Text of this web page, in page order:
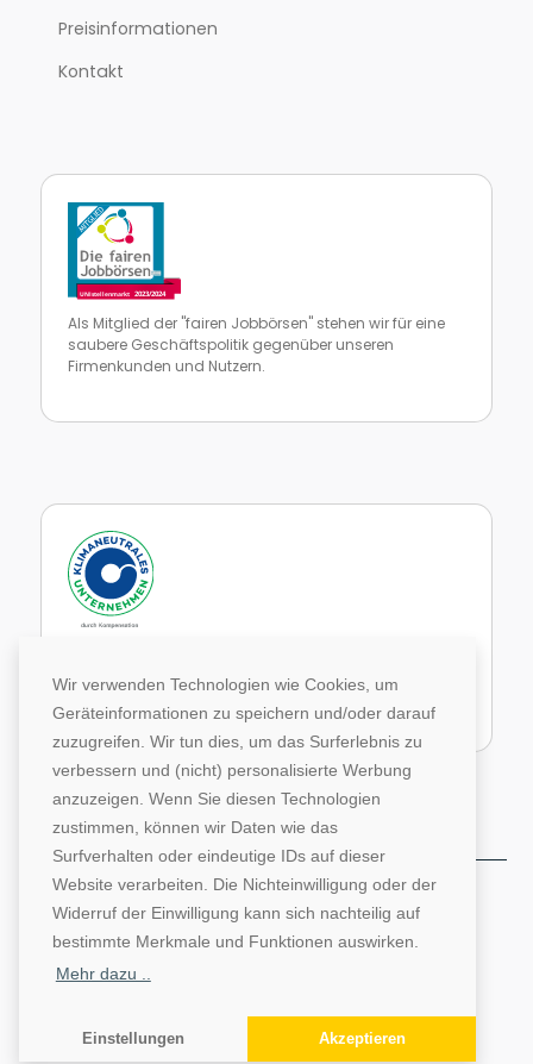
Wir verwenden Technologien wie Cookies, um
Geräteinformationen zu speichern und/oder darauf
zuzugreifen. Wir tun dies, um das Surferlebnis zu
verbessern und (nicht) personalisierte Werbung
anzuzeigen. Wenn Sie diesen Technologien
zustimmen, können wir Daten wie das
Surfverhalten oder eindeutige IDs auf dieser
Website verarbeiten. Die Nichteinwilligung oder der
Widerruf der Einwilligung kann sich nachteilig auf
bestimmte Merkmale und Funktionen auswirken.
Mehr dazu ..
Einstellungen Akzeptieren
Preisinformationen
Kontakt
Als Mitglied der "fairen Jobbörsen" stehen wir für eine
saubere Geschäftspolitik gegenüber unseren
Firmenkunden und Nutzern.
Klima und Entwicklung gleichen wir unsere CO2-
Emissionen durch weltweite Projekte aus.
Zur Website von Climate Extender: Klimaneutrales Unternehmen
©1996-2026 Deutsche Hochschulwerbung und -
vertriebs GmbH. Alle Rechte vorbehalten.
AGB
Barrierefreiheit